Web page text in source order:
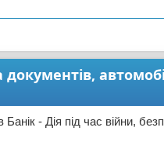
- Дія під час війни,